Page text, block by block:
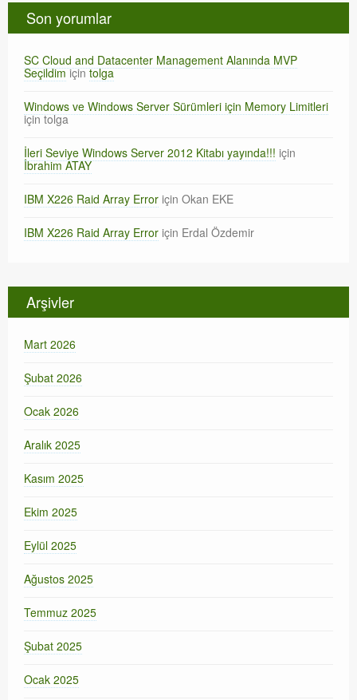
Son yorumlar
SC Cloud and Datacenter Management Alanında MVP
Seçildimiçintolga
Windows ve Windows Server Sürümleri için Memory Limitleri
içintolga
İleri Seviye Windows Server 2012 Kitabı yayında!!! için
İbrahim ATAY
IBM X226 Raid Array Error için Okan EKE
IBM X226 Raid Array Error için Erdal Özdemir
Arşivler
Mart 2026
Şubat 2026
Ocak 2026
Aralık 2025
Kasım 2025
Ekim 2025
Eylül 2025
Ağustos 2025
Temmuz 2025
Şubat 2025
Ocak 2025